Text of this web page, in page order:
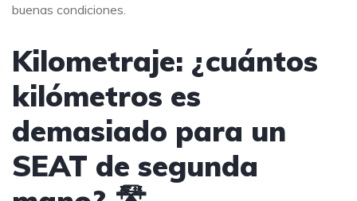
buenas condiciones.
Kilometraje: ¿cuántos
kilómetros es
demasiado para un
SEAT de segunda